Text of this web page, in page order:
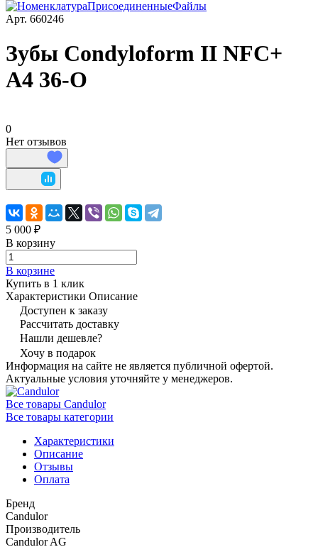
Арт. 660246
Зубы Condyloform II NFC+
A4 36-O
0
Нет отзывов
5 000 ₽
В корзину
В корзине
Купить в 1 клик
Характеристики Описание
Доступен к заказу
Рассчитать доставку
Нашли дешевле?
Хочу в подарок
Информация на сайте не является публичной офертой.
Актуальные условия уточняйте у менеджеров.
Все товары Candulor
Все товары категории
Характеристики
Описание
Отзывы
Оплата
Бренд
Candulor
Производитель
Candulor AG